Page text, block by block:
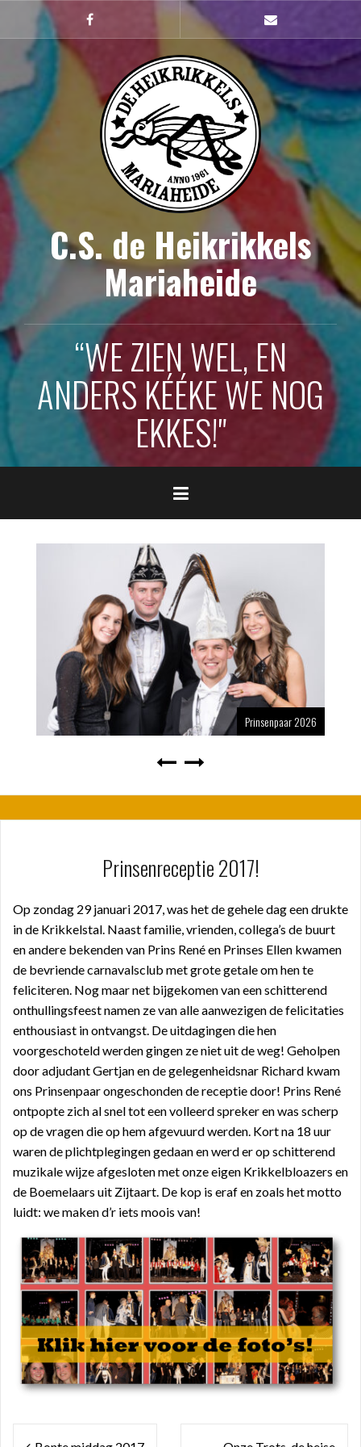
inhoud
Facebook mailto
C.S. de Heikrikkels
Mariaheide
“WE ZIEN WEL, EN
ANDERS KÉÉKE WE NOG
EKKES!"
Prinsenpaar 2026
Prinsenreceptie 2017!
Op zondag 29 januari 2017, was het de gehele dag een drukte
in de Krikkelstal. Naast familie, vrienden, collega’s de buurt
en andere bekenden van Prins René en Prinses Ellen kwamen
de bevriende carnavalsclub met grote getale om hen te
feliciteren. Nog maar net bijgekomen van een schitterend
onthullingsfeest namen ze van alle aanwezigen de felicitaties
enthousiast in ontvangst. De uitdagingen die hen
voorgeschoteld werden gingen ze niet uit de weg! Geholpen
door adjudant Gertjan en de gelegenheidsnar Richard kwam
ons Prinsenpaar ongeschonden de receptie door! Prins René
ontpopte zich al snel tot een volleerd spreker en was scherp
op de vragen die op hem afgevuurd werden. Kort na 18 uur
waren de plichtplegingen gedaan en werd er op schitterend
muzikale wijze afgesloten met onze eigen Krikkelbloazers en
de Boemelaars uit Zijtaart. De kop is eraf en zoals het motto
luidt: we maken d’r iets moois van!
Bericht